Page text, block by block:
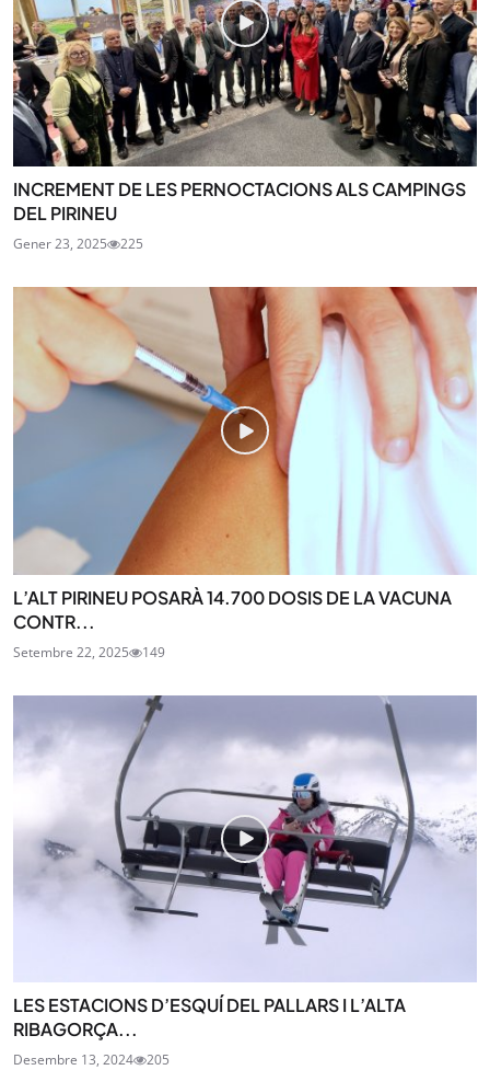
INCREMENT DE LES PERNOCTACIONS ALS CAMPINGS
DEL PIRINEU
Gener 23, 2025 225
L’ALT PIRINEU POSARÀ 14.700 DOSIS DE LA VACUNA
CONTR...
Setembre 22, 2025 149
LES ESTACIONS D’ESQUÍ DEL PALLARS I L’ALTA
RIBAGORÇA...
Desembre 13, 2024 205